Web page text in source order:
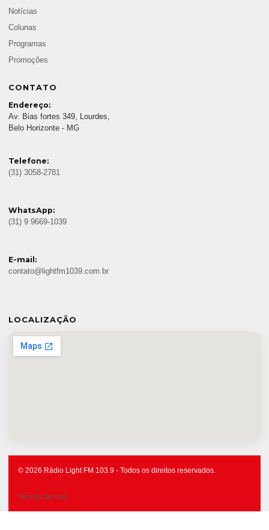
Notícias
Colunas
Programas
Promoções
CONTATO
Endereço:
Av. Bias fortes 349, Lourdes,
Belo Horizonte - MG
Telefone:
(31) 3058-2781
WhatsApp:
(31) 9 9669-1039
E-mail:
contato@lightfm1039.com.br
LOCALIZAÇÃO
© 2026 Rádio Light FM 103.9 - Todos os direitos reservados.
Termos de Uso